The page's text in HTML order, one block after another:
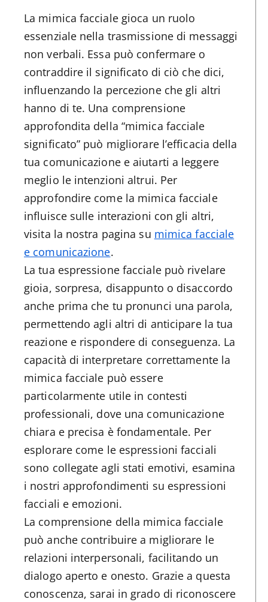
La mimica facciale gioca un ruolo
essenziale nella trasmissione di messaggi
non verbali. Essa può confermare o
contraddire il significato di ciò che dici,
influenzando la percezione che gli altri
hanno di te. Una comprensione
approfondita della “mimica facciale
significato” può migliorare l’efficacia della
tua comunicazione e aiutarti a leggere
meglio le intenzioni altrui. Per
approfondire come la mimica facciale
influisce sulle interazioni con gli altri,
visita la nostra pagina su mimica facciale
e comunicazione.
La tua espressione facciale può rivelare
gioia, sorpresa, disappunto o disaccordo
anche prima che tu pronunci una parola,
permettendo agli altri di anticipare la tua
reazione e rispondere di conseguenza. La
capacità di interpretare correttamente la
mimica facciale può essere
particolarmente utile in contesti
professionali, dove una comunicazione
chiara e precisa è fondamentale. Per
esplorare come le espressioni facciali
sono collegate agli stati emotivi, esamina
i nostri approfondimenti su espressioni
facciali e emozioni.
La comprensione della mimica facciale
può anche contribuire a migliorare le
relazioni interpersonali, facilitando un
dialogo aperto e onesto. Grazie a questa
conoscenza, sarai in grado di riconoscere